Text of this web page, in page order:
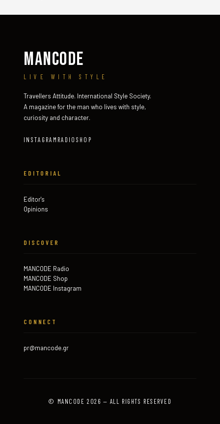
MANCODE
LIVE WITH STYLE
Travellers Attitude. International Style Society.
A magazine for the man who lives with style,
curiosity and character.
INSTAGRAM RADIO SHOP
EDITORIAL
Editor's
Opinions
DISCOVER
MANCODE Radio
MANCODE Shop
MANCODE Instagram
CONNECT
pr@mancode.gr
© MANCODE 2026 — ALL RIGHTS RESERVED